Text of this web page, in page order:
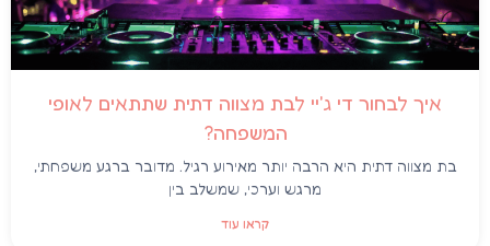
איך לבחור די ג'יי לבת מצווה דתית שתתאים לאופי
המשפחה?
בת מצווה דתית היא הרבה יותר מאירוע רגיל. מדובר ברגע משפחתי,
מרגש וערכי, שמשלב בין
קראו עוד